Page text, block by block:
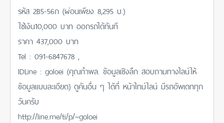
รหัส 2B5-56ก (ผ่อนเพียง 8,295 บ.)
ใช้เงิน10,000 บาท ออกรถได้ทันที
ราคา 437,000 บาท
Tel : 091-6847678 ,
IDLine : goloei (คุณกำพล. ข้อมูลเชิงลึก สอบถามทางไลน์ให้
ข้อมูลแบบละเอียด) ดูคันอื่น ๆ ได้ที่ หน้าไทม์ไลน์ มีรถอัพเดททุก
วันครับ
http://line.me/ti/p/~goloei